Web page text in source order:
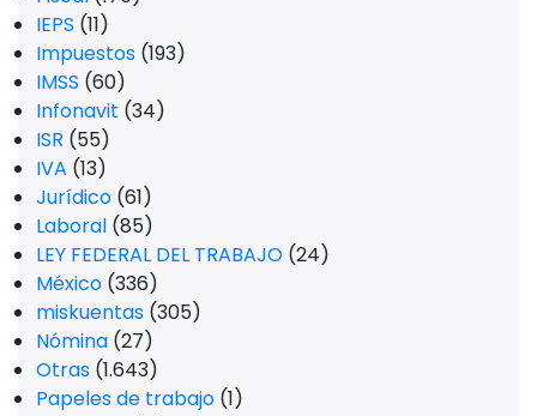
IEPS (11)
Impuestos (193)
IMSS (60)
Infonavit (34)
ISR (55)
IVA (13)
Jurídico (61)
Laboral (85)
LEY FEDERAL DEL TRABAJO (24)
México (336)
miskuentas (305)
Nómina (27)
Otras (1.643)
Papeles de trabajo (1)